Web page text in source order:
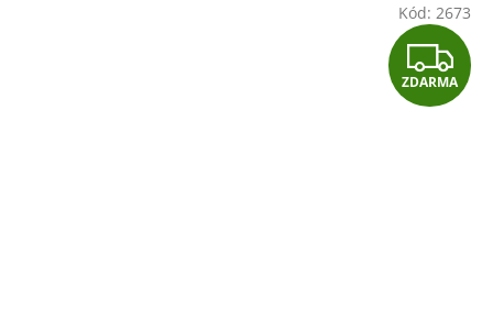
Z
D
ZDARMA
Kód: 2673